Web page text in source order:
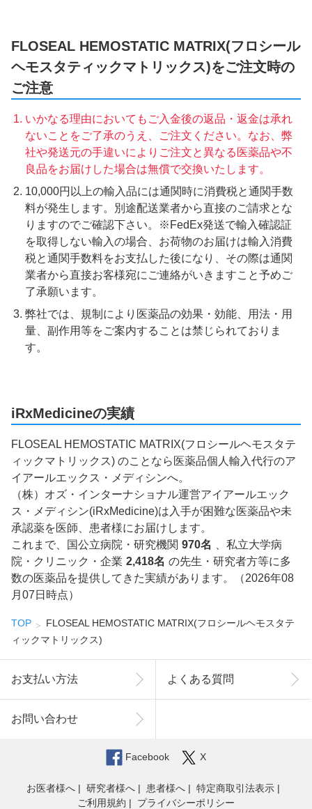
FLOSEAL HEMOSTATIC MATRIX(フロシール
ヘモスタティックマトリックス)をご注文時の
ご注意
いかなる理由においてもご入金後の返品・返金は承れ
ないことをご了承のうえ、ご注文ください。なお、弊
社や発送元の手違いによりご注文と異なる医薬品や不
良品をお届けした場合は無償で交換いたします。
10,000円以上の輸入品には通関時に消費税と通関手数
料が発生します。別途配送業者から直接のご請求とな
りますのでご確認下さい。※FedEx発送で輸入確認証
を取得しない輸入の場合、お荷物のお届けは輸入消費
税と通関手数料をお支払した後になり、その際は通関
業者から直接お客様宛にご連絡がいきますこと予めご
了承願います。
弊社では、規制により医薬品の効果・効能、用法・用
量、副作用等をご案内することは禁じられておりま
す。
iRxMedicineの実績
FLOSEAL HEMOSTATIC MATRIX(フロシールヘモスタテ
ィックマトリックス) のことなら医薬品個人輸入代行のア
イアールエックス・メディシンへ。
（株）オズ・インターナショナル運営アイアールエック
ス・メディシン(iRxMedicine)は入手が困難な医薬品や未
承認薬を医師、患者様にお届けします。
これまで、国公立病院・研究機関 970名
、私立大学病
院・クリニック・企業 2,418名 の先生・研究者方等に多
数の医薬品を提供してきた実績があります。（2026年08
月07日時点）
TOP
FLOSEAL HEMOSTATIC MATRIX(フロシールヘモスタテ
ィックマトリックス)
お支払い方法 よくある質問
お問い合わせ
Facebook X
お医者様へ 研究者様へ 患者様へ
特定商取引法表示
ご利用規約
プライバシーポリシー